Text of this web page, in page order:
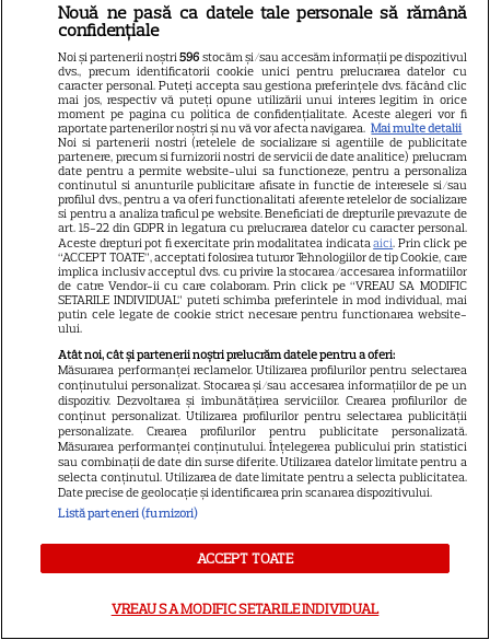
14
VEDETE STRĂINE
Elon Musk, atac la adresa
regizorului premiat cu Oscar
care a realizat documentarul
despre viața sa. Filmul are 232
de minute
3
VEDETE STRĂINE
Marvel are un nou Black
Panther. David Jonsson preia
moștenirea lui Chadwick
Boseman
7
VEDETE STRĂINE
Ryan Gosling este noul Ghost
Rider din Universul Marvel.
Anunțul făcut la Comic-Con i-
a entuziasmat pe fani
DISNEY PLUS
„Diavolul se îmbracă de la
Nouă ne pasă ca datele tale personale să rămână
confidențiale
Noi și partenerii noștri596 stocăm și/sau accesăm informații pe dispozitivul
dvs., precum identificatorii cookie unici pentru prelucrarea datelor cu
caracter personal. Puteți accepta sau gestiona preferințele dvs. făcând clic
mai jos, respectiv vă puteți opune utilizării unui interes legitim în orice
moment pe pagina cu politica de confidențialitate. Aceste alegeri vor fi
raportate partenerilor noștri și nu vă vor afecta navigarea. Mai multe detalii
Noi si partenerii nostri (retelele de socializare si agentiile de publicitate
partenere, precum si furnizorii nostri de servicii de date analitice) prelucram
date pentru a permite website-ului sa functioneze, pentru a personaliza
continutul si anunturile publicitare afisate in functie de interesele si/sau
profilul dvs., pentru a va oferi functionalitati aferente retelelor de socializare
si pentru a analiza traficul pe website. Beneficiati de drepturile prevazute de
art. 15-22 din GDPR in legatura cu prelucrarea datelor cu caracter personal.
Aceste drepturi pot fi exercitate prin modalitatea indicataaici. Prin click pe
“ACCEPT TOATE”, acceptati folosirea tuturor Tehnologiilor de tip Cookie, care
implica inclusiv acceptul dvs. cu privire la stocarea/accesarea informatiilor
de catre Vendor-ii cu care colaboram. Prin click pe “VREAU SA MODIFIC
SETARILE INDIVIDUAL” puteti schimba preferintele in mod individual, mai
putin cele legate de cookie strict necesare pentru functionarea website-
ului.
Atât noi, cât și partenerii noștri prelucrăm datele pentru a oferi:
Măsurarea performanței reclamelor. Utilizarea profilurilor pentru selectarea
conținutului personalizat. Stocarea și/sau accesarea informațiilor de pe un
dispozitiv. Dezvoltarea și îmbunătățirea serviciilor. Crearea profilurilor de
conținut personalizat. Utilizarea profilurilor pentru selectarea publicității
personalizate. Crearea profilurilor pentru publicitate personalizată.
Măsurarea performanței conținutului. Înțelegerea publicului prin statistici
sau combinații de date din surse diferite. Utilizarea datelor limitate pentru a
selecta conținutul. Utilizarea de date limitate pentru a selecta publicitatea.
Date precise de geolocație și identificarea prin scanarea dispozitivului.
Listă parteneri (furnizori)
ACCEPT TOATE
VREAU SA MODIFIC SETARILE INDIVIDUAL